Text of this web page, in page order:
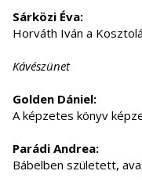
Sárközi Éva:
Horváth Iván a
Kávészünet
Golden Dániel:
A képzetes könyv
Parádi Andrea:
Bábelben született,